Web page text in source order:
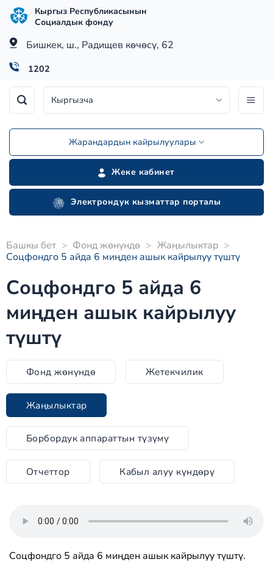
Skip
content
Кыргыз Республикасынын
Социалдык фонду
Бишкек, ш., Радищев көчөсү, 62
1202
Кыргызча
Жарандардын кайрылуулары
Жеке кабинет
Электрондук кызматтар порталы
Башкы бет > Фонд жөнүндө > Жаңылыктар >
Соцфондго 5 айда 6 миңден ашык кайрылуу түштү
Соцфондго 5 айда 6
миңден ашык кайрылуу
түштү
Фонд жөнүндө Жетекчилик
Жаңылыктар
Борбордук аппараттын түзүмү
Отчеттор Кабыл алуу күндөрү
Соцфондго 5 айда 6 миңден ашык кайрылуу түштү.